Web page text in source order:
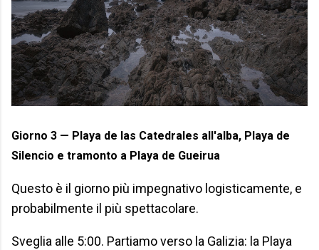
Giorno 3 — Playa de las Catedrales all'alba, Playa de
Silencio e tramonto a Playa de Gueirua
Questo è il giorno più impegnativo logisticamente, e
probabilmente il più spettacolare.
Sveglia alle 5:00. Partiamo verso la Galizia: la Playa